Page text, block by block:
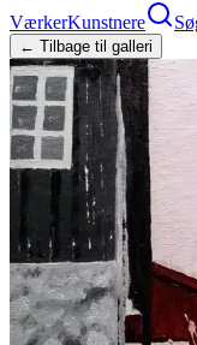
VærkerKunstnere
← Tilbage til galleri